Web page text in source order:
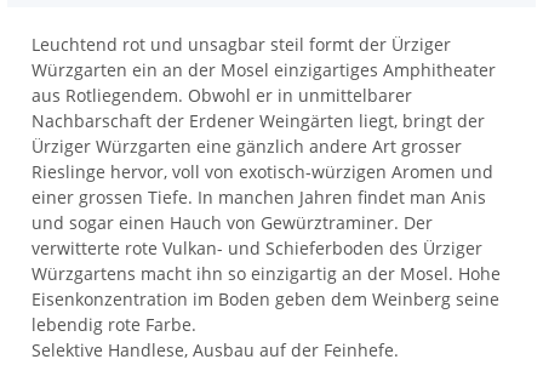
Leuchtend rot und unsagbar steil formt der Ürziger
Würzgarten ein an der Mosel einzigartiges Amphitheater
aus Rotliegendem. Obwohl er in unmittelbarer
Nachbarschaft der Erdener Weingärten liegt, bringt der
Ürziger Würzgarten eine gänzlich andere Art grosser
Rieslinge hervor, voll von exotisch-würzigen Aromen und
einer grossen Tiefe. In manchen Jahren findet man Anis
und sogar einen Hauch von Gewürztraminer. Der
verwitterte rote Vulkan- und Schieferboden des Ürziger
Würzgartens macht ihn so einzigartig an der Mosel. Hohe
Eisenkonzentration im Boden geben dem Weinberg seine
lebendig rote Farbe.
Selektive Handlese, Ausbau auf der Feinhefe.